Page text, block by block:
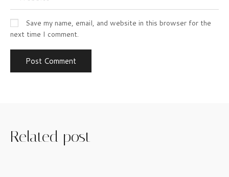
Save my name, email, and website in this browser for the
next time I comment.
Related post